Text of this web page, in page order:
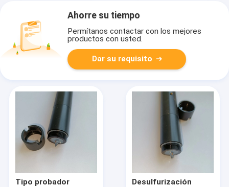
Ahorre su tiempo
Permítanos contactar con los mejores
productos con usted.
Dar su requisito
Tipo probador
Desulfurización